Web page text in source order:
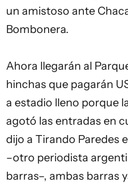
un amistoso ante
Bombonera.
Ahora llegarán al
hinchas que pagarán
a estadio lleno porque
agotó las entradas en
dijo a Tirando Paredes
–otro periodista
barras–, ambas barras